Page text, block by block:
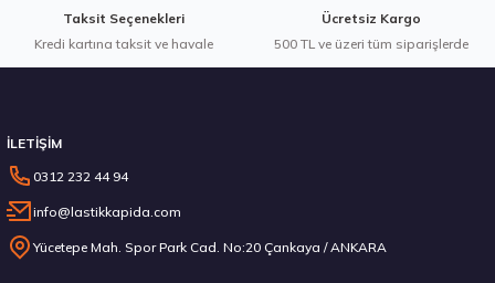
Taksit Seçenekleri
Kredi kartına taksit ve havale
Ücretsiz Kargo
500 TL ve üzeri tüm siparişlerde
İLETİŞİM
0312 232 44 94
info@lastikkapida.com
Yücetepe Mah. Spor Park Cad. No:20 Çankaya / ANKARA